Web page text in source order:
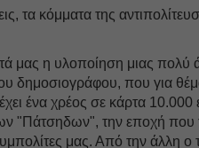
τα κόμματα της
μας η υλοποίηση μιας πολύ
δημοσιογράφου, που για
ένα χρέος σε κάρτα
"Πάτσηδων", την εποχή που
μας. Από την άλλη ο